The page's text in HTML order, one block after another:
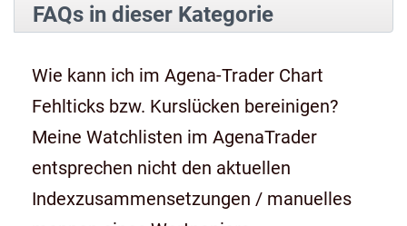
FAQs in dieser Kategorie
Wie kann ich im Agena-Trader Chart
Fehlticks bzw. Kurslücken bereinigen?
Meine Watchlisten im AgenaTrader
entsprechen nicht den aktuellen
Indexzusammensetzungen / manuelles